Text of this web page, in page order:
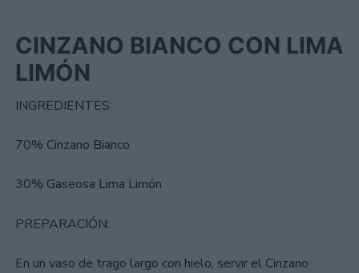
CINZANO BIANCO CON LIMA
LIMÓN
INGREDIENTES:
70% Cinzano Bianco
30% Gaseosa Lima Limón
PREPARACIÓN:
En un vaso de trago largo con hielo, servir el Cinzano